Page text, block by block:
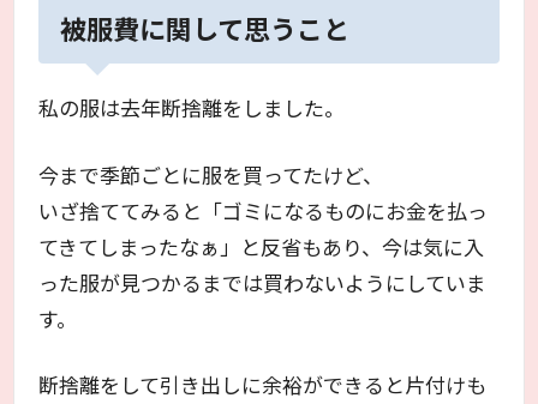
被服費に関して思うこと
私の服は去年断捨離をしました。
今まで季節ごとに服を買ってたけど、
いざ捨ててみると「ゴミになるものにお金を払っ
てきてしまったなぁ」と反省もあり、今は気に入
った服が見つかるまでは買わないようにしていま
す。
断捨離をして引き出しに余裕ができると片付けも